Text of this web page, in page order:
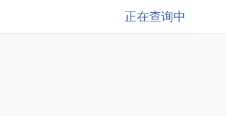
正在查询中